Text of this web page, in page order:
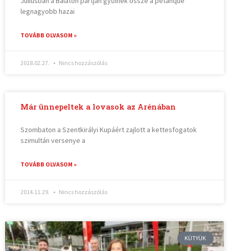
legnagyobb hazai
TOVÁBB OLVASOM »
2018.02.27. Nincs hozzászólás
Már ünnepeltek a lovasok az Arénában
Szombaton a Szentkirályi Kupáért zajlott a kettesfogatok
szimultán versenye a
TOVÁBB OLVASOM »
2014.11.29. Nincs hozzászólás
KÜTYÜK